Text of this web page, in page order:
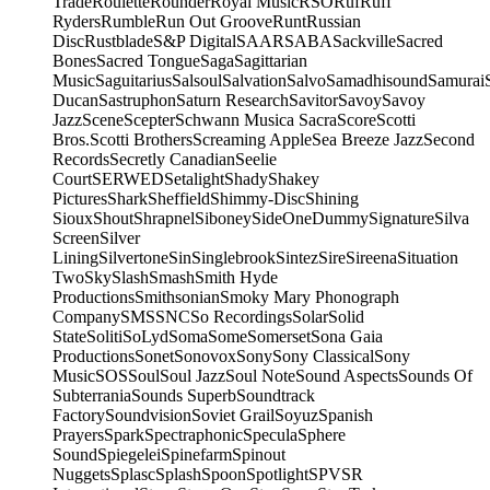
RydersRumbleRun Out GrooveRuntRussian
DiscRustbladeS&P DigitalSAARSABASackvilleSacred
BonesSacred TongueSagaSagittarian
MusicSaguitariusSalsoulSalvationSalvoSamadhisoundSamurai
DucanSastruphonSaturn ResearchSavitorSavoySavoy
JazzSceneScepterSchwann Musica SacraScoreScotti
Bros.Scotti BrothersScreaming AppleSea Breeze JazzSecond
RecordsSecretly CanadianSeelie
CourtSERWEDSetalightShadyShakey
PicturesSharkSheffieldShimmy-DiscShining
SiouxShoutShrapnelSiboneySideOneDummySignatureSilva
ScreenSilver
LiningSilvertoneSinSinglebrookSintezSireSireenaSituation
TwoSkySlashSmashSmith Hyde
ProductionsSmithsonianSmoky Mary Phonograph
CompanySMSSNCSo RecordingsSolarSolid
StateSolitiSoLydSomaSomeSomersetSona Gaia
ProductionsSonetSonovoxSonySony ClassicalSony
MusicSOSSoulSoul JazzSoul NoteSound AspectsSounds Of
SubterraniaSounds SuperbSoundtrack
FactorySoundvisionSoviet GrailSoyuzSpanish
PrayersSparkSpectraphonicSpeculaSphere
SoundSpiegeleiSpinefarmSpinout
NuggetsSplascSplashSpoonSpotlightSPVSR